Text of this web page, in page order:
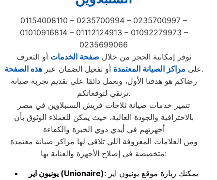
01154008110 – 0235700994 – 0235700997 –
01010916814 – 01112124913 – 01092279973 –
0235699066
نوفر إمكانية الحجز من خلال صفحة الخدمات أو التعرف
على مراكز الصيانة المعتمدة أو تفعيل الضمان عبرهذه الصفحة
.
رضاكم هو هدفنا الأول، ونعمل دائمًا على تقديم تجربة صيانة
ترتقي لتوقعاتكم.
تتميز خدمات صيانة ثلاجات فريش السنبلاوين في مصر
بالاحترافية والجودة العالية، حيث يمكن للعملاء الوثوق بأن
أجهزتهم في أيدي ذوي الخبرة والكفاءة
ومن العلامات المعروفة اللي تلاقي لها مراكز صيانة معتمدة
متخصصة في إصلاح الأجهزة والعناية بها:
(Unionaire): يمكنك زيارة موقع يونيون اير